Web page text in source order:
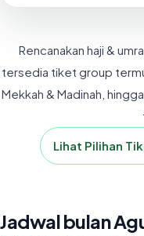
Rencanakan haji &
tersedia tiket group
Mekkah & Madinah,
Lihat Pilihan
Jadwal bulan